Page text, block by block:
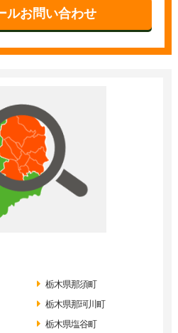
ルお問い合わせ
栃木県那須町
栃木県那珂川町
栃木県塩谷町